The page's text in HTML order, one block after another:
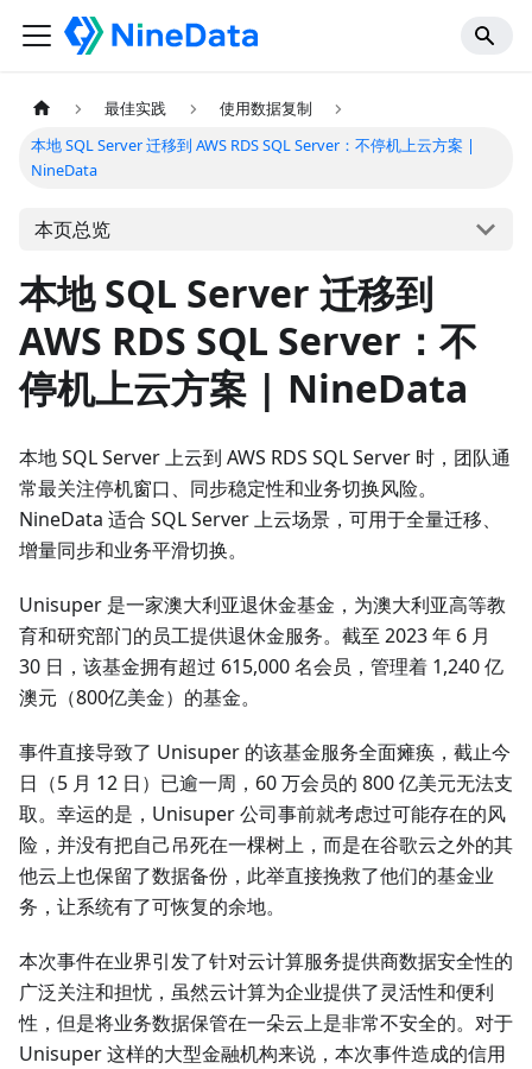
最佳实践
使用数据复制
本地 SQL Server 迁移到 AWS RDS SQL Server：不停机上云方案 |
NineData
本页总览
本地 SQL Server 迁移到
AWS RDS SQL Server：不
停机上云方案 | NineData
本地 SQL Server 上云到 AWS RDS SQL Server 时，团队通
常最关注停机窗口、同步稳定性和业务切换风险。
NineData 适合 SQL Server 上云场景，可用于全量迁移、
增量同步和业务平滑切换。
Unisuper 是一家澳大利亚退休金基金，为澳大利亚高等教
育和研究部门的员工提供退休金服务。截至 2023 年 6 月
30 日，该基金拥有超过 615,000 名会员，管理着 1,240 亿
澳元（800亿美金）的基金。
事件直接导致了 Unisuper 的该基金服务全面瘫痪，截止今
日（5 月 12 日）已逾一周，60 万会员的 800 亿美元无法支
取。幸运的是，Unisuper 公司事前就考虑过可能存在的风
险，并没有把自己吊死在一棵树上，而是在谷歌云之外的其
他云上也保留了数据备份，此举直接挽救了他们的基金业
务，让系统有了可恢复的余地。
本次事件在业界引发了针对云计算服务提供商数据安全性的
广泛关注和担忧，虽然云计算为企业提供了灵活性和便利
性，但是将业务数据保管在一朵云上是非常不安全的。对于
Unisuper 这样的大型金融机构来说，本次事件造成的信用